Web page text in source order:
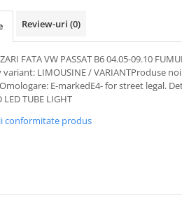
Review-uri (0)
FATA VW PASSAT B6 04.05-09.10
variant: LIMOUSINE / VARIANTProduse
E-markedE4- for street legal.
LED TUBE LIGHT
conformitate produs